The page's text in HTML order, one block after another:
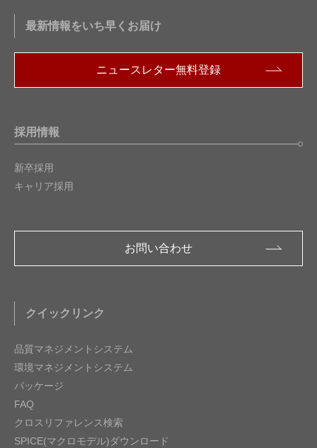
最新情報をいち早くお届け
ニュースレター無料登録
採用情報
新卒採用
キャリア採用
お問い合わせ
クイックリンク
品質マネジメントシステム
環境マネジメントシステム
パッケージ
FAQ
クロスリファレンス検索
SPICE(マクロモデル)ダウンロード